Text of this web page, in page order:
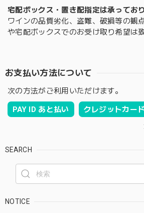
宅配ボックス・置き配指定は承ってお
ワインの品質劣化、盗難、破損等の観
や宅配ボックスでのお受け取り希望は
お支払い方法について
次の方法がご利用いただけます。
PAY ID あと払い クレジットカード
SEARCH
NOTICE